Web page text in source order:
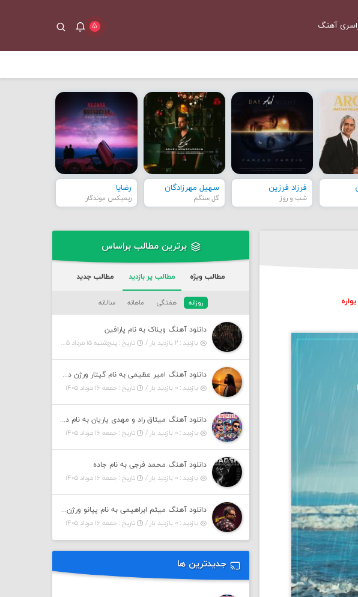
آهنگ ۵
فرزاد فرزین
شب و روز
سهیل مهرزادگان
گل سنگم
رضایا
ریمیکس موندگار
برترین مطالب براساس
مطالب ویژه مطالب پر بازدید مطالب جدید
روزانه هفتگی ماهانه سالانه
دانلود آهنگ ویناک به نام پارافین
بازدید : ۲ بازدید بار /
تاریخ : پنج‌شنبه ۱۵ مرداد ۱۴۰۵
دانلود آهنگ امیر عظیمی به نام گیتار ورژن دختر بندر
بازدید : ۰ بازدید بار /
تاریخ : جمعه ۱۶ مرداد ۱۴۰۵
دانلود آهنگ میثاق راد و مهدی یاریان به نام دختر شمرون
بازدید : ۰ بازدید بار /
تاریخ : جمعه ۱۶ مرداد ۱۴۰۵
دانلود آهنگ محمد فرجی به نام جاده
بازدید : ۰ بازدید بار /
تاریخ : جمعه ۱۶ مرداد ۱۴۰۵
دانلود آهنگ میثم ابراهیمی به نام پیانو ورژن مهربون من
بازدید : ۰ بازدید بار /
تاریخ : جمعه ۱۶ مرداد ۱۴۰۵
جدیدترین ها